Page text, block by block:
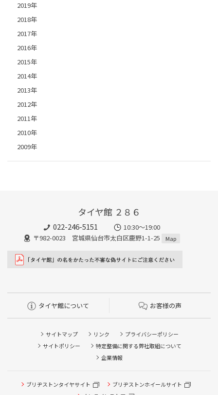
2019年
2018年
2017年
2016年
2015年
2014年
2013年
2012年
2011年
2010年
2009年
タイヤ館 ２８６
022-246-5151
10:30～19:00
〒982-0023 宮城県仙台市太白区鹿野1-1-25
Map
タイヤ館について お客様の声
サイトマップ リンク
プライバシーポリシー
サイトポリシー
特定整備に関する弊社取組について
企業情報
ブリヂストンタイヤサイト
ブリヂストンホイールサイト
タイヤ点検・安全点検/タイヤ履き替え/オイル交換/その他